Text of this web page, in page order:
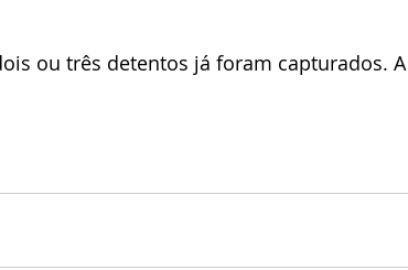
ou três detentos já foram capturados. A